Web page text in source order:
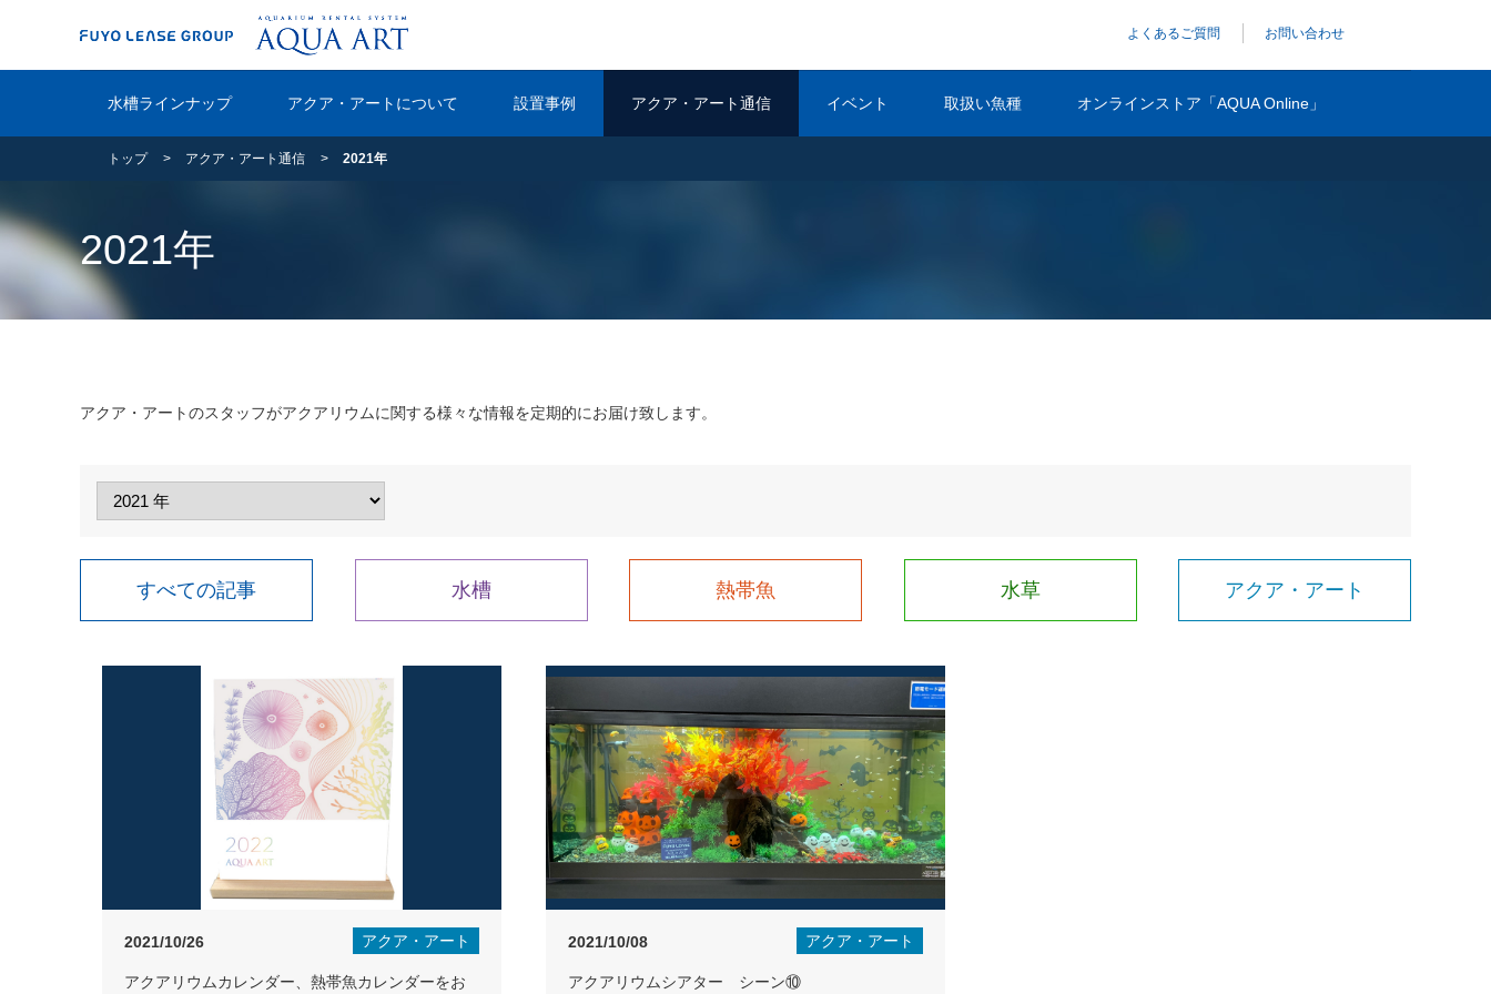
水槽ラインナップ アクア・アートについて 設置事例 アクア・アート通信 イベント 取扱い魚種 オンラインストア「AQUA Online」
よくあるご質問 お問い合わせ
トップ アクア・アート通信 2021年
2021年
アクア・アートのスタッフがアクアリウムに関する様々な情報を定期的にお届け致します。
すべての記事 水槽 熱帯魚 水草 アクア・アート
2021/10/26 アクア・アート
アクアリウムカレンダー、熱帯魚カレンダーをお
2021/10/08 アクア・アート
アクアリウムシアター シーン⑩